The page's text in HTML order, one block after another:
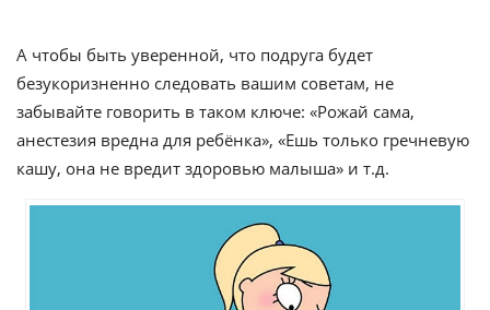
А чтобы быть уверенной, что подруга будет
безукоризненно следовать вашим советам, не
забывайте говорить в таком ключе: «Рожай сама,
анестезия вредна для ребёнка», «Ешь только гречневую
кашу, она не вредит здоровью малыша» и т.д.